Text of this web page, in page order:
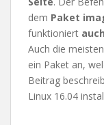
dem Paket
funktioniert auch
Auch die
ein Paket an,
Beitrag
Linux 16.04